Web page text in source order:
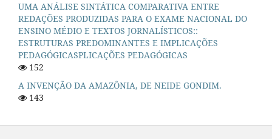
UMA ANÁLISE SINTÁTICA COMPARATIVA ENTRE
REDAÇÕES PRODUZIDAS PARA O EXAME NACIONAL DO
ENSINO MÉDIO E TEXTOS JORNALÍSTICOS::
ESTRUTURAS PREDOMINANTES E IMPLICAÇÕES
PEDAGÓGICASPLICAÇÕES PEDAGÓGICAS
152
A INVENÇÃO DA AMAZÔNIA, DE NEIDE GONDIM.
143